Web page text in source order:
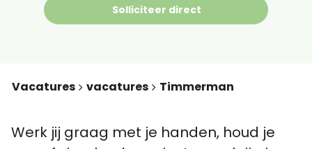
Solliciteer direct
Vacatures vacatures Timmerman
Werk jij graag met je handen, houd je